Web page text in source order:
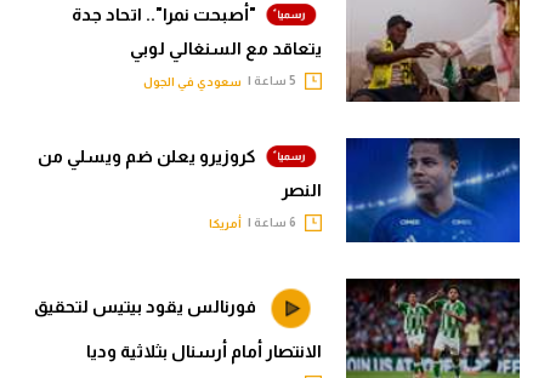
"أصبحت نمرا".. اتحاد جدة
يتعاقد مع السنغالي لوبي
سعودي في الجول
كروزيرو يعلن ضم ويسلي من
النصر
أمريكا
فورنالس يقود بيتيس لتحقيق
الانتصار أمام أرسنال بثلاثية وديا